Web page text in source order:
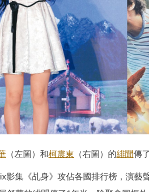
（左圖）和柯震東 （右圖）的緋聞傳
影集《乩身》攻佔各國排行榜，演藝